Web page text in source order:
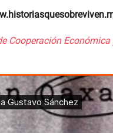
Cooperación